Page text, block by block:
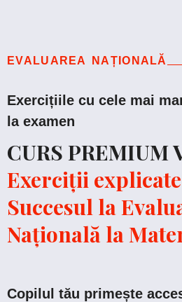
EVALUAREA NAȚIONALĂ
Exercițiile cu cele mai
la examen
CURS PREMIUM
Exerciții
Succesul la
Națională la
Copilul tău primește